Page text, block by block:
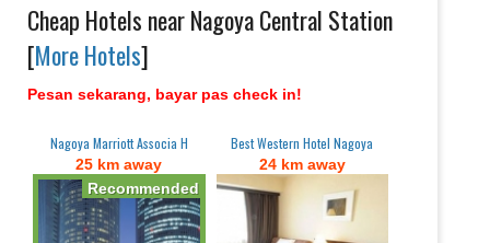
Cheap Hotels near Nagoya Central Station
[More Hotels]
Pesan sekarang, bayar pas check in!
Nagoya Marriott Associa H
25 km away
Best Western Hotel Nagoya
24 km away